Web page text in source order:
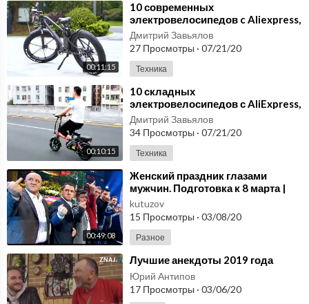
00:11:15
⁣10 современных
электровелосипедов c Aliexpress,
лучшие велогибриды 2019
Дмитрий Завьялов
27 Просмотры · 07/21/20
Техника
00:10:15
⁣10 складных
электровелосипедов с AliExpress,
лучшие велогибриды 2019
Дмитрий Завьялов
34 Просмотры · 07/21/20
Техника
00:49:08
⁣Женский праздник глазами
мужчин. Подготовка к 8 марта |
Лучшие Приколы Дизель Шоу
2020
kutuzov
15 Просмотры · 03/08/20
Разное
⁣Лучшие анекдоты 2019 года
Юрий Антипов
17 Просмотры · 03/06/20